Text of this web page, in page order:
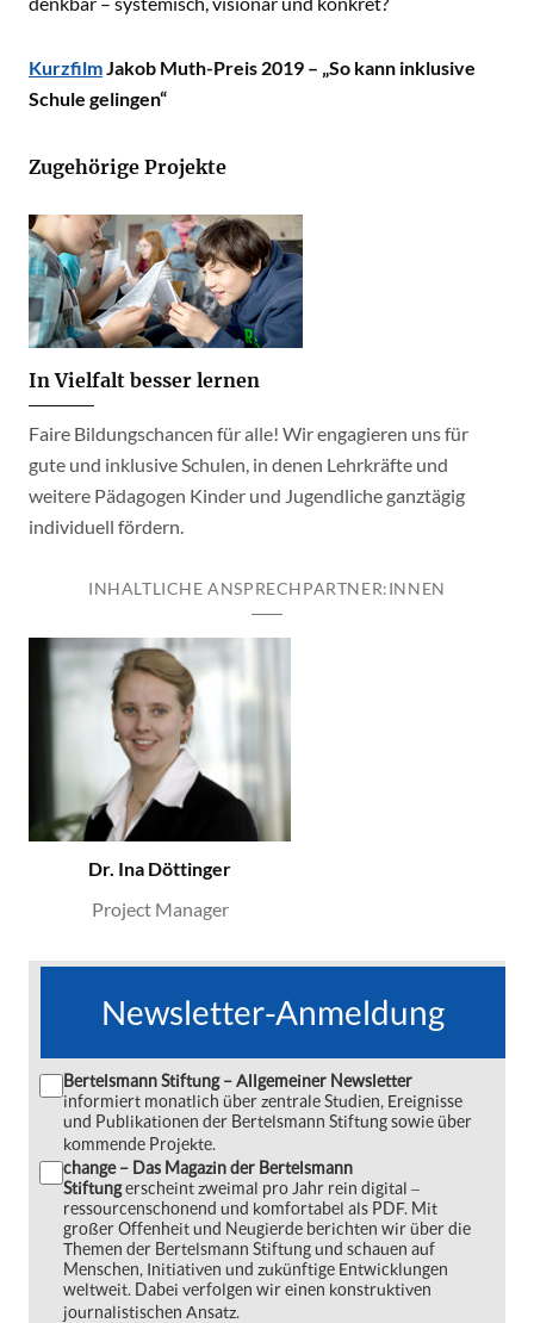
Kurzfilm Jakob Muth-Preis 2019 – „So kann inklusive
Schule gelingen“
Zugehörige Projekte
In Vielfalt besser lernen
Faire Bildungschancen für alle! Wir engagieren uns für
gute und inklusive Schulen, in denen Lehrkräfte und
weitere Pädagogen Kinder und Jugendliche ganztägig
individuell fördern.
INHALTLICHE ANSPRECHPARTNER:INNEN
Dr. Ina Döttinger
Project Manager
Newsletter-Anmeldung
Bertelsmann Stiftung – Allgemeiner Newsletter
informiert monatlich über zentrale Studien, Ereignisse
und Publikationen der Bertelsmann Stiftung sowie über
kommende Projekte.
change – Das Magazin der Bertelsmann
Stiftungerscheint zweimal pro Jahr rein digital ‒
ressourcenschonend und komfortabel als PDF. Mit
großer Offenheit und Neugierde berichten wir über die
Themen der Bertelsmann Stiftung und schauen auf
Menschen, Initiativen und zukünftige Entwicklungen
weltweit. Dabei verfolgen wir einen konstruktiven
journalistischen Ansatz.